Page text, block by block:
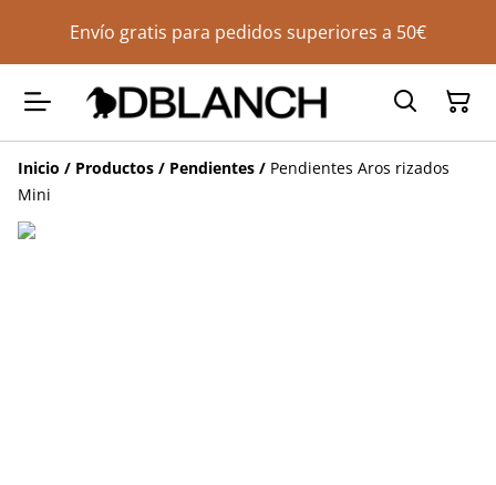
Envío gratis para pedidos superiores a 50€
Inicio / Productos / Pendientes / Pendientes Aros rizados
Mini